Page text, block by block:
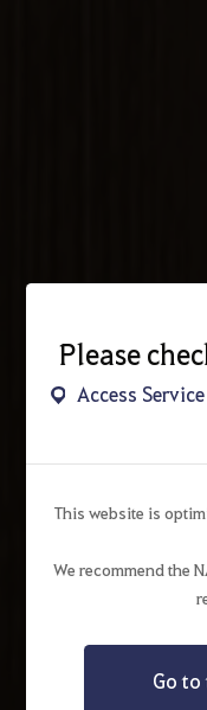
Please
Access
This website is
We recommend the
Go to